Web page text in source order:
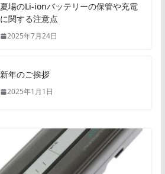
夏場のLi-ionバッテリーの保管や充電
に関する注意点
2025年7月24日
新年のご挨拶
2025年1月1日